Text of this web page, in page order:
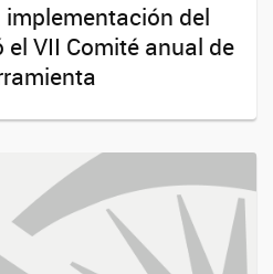
del
el VII Comité anual de